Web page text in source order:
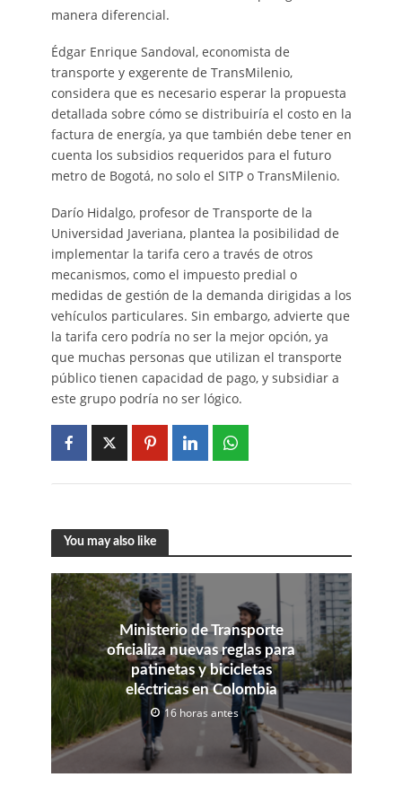
manera diferencial.
Édgar Enrique Sandoval, economista de
transporte y exgerente de TransMilenio,
considera que es necesario esperar la propuesta
detallada sobre cómo se distribuiría el costo en la
factura de energía, ya que también debe tener en
cuenta los subsidios requeridos para el futuro
metro de Bogotá, no solo el SITP o TransMilenio.
Darío Hidalgo, profesor de Transporte de la
Universidad Javeriana, plantea la posibilidad de
implementar la tarifa cero a través de otros
mecanismos, como el impuesto predial o
medidas de gestión de la demanda dirigidas a los
vehículos particulares. Sin embargo, advierte que
la tarifa cero podría no ser la mejor opción, ya
que muchas personas que utilizan el transporte
público tienen capacidad de pago, y subsidiar a
este grupo podría no ser lógico.
You may also like
Ministerio de Transporte
oficializa nuevas reglas para
patinetas y bicicletas
eléctricas en Colombia
16 horas antes